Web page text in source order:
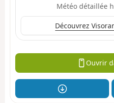
Météo détaillée
Découvrez
Ouvrir